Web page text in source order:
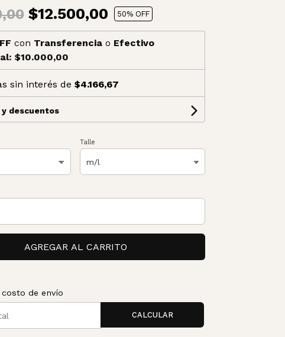
$12.500,00 50% OFF
con Transferenciao Efectivo
$10.000,00
sin interés de $4.166,67
descuentos
Talle
AGREGAR AL CARRITO
de envío
CALCULAR